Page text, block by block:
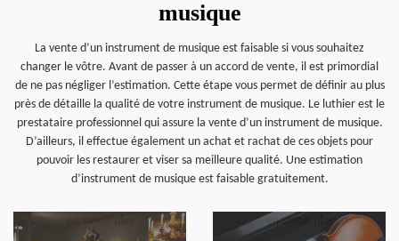
musique
La vente d’un instrument de musique est faisable si vous souhaitez
changer le vôtre. Avant de passer à un accord de vente, il est primordial
de ne pas négliger l’estimation. Cette étape vous permet de définir au plus
près de détaille la qualité de votre instrument de musique. Le luthier est le
prestataire professionnel qui assure la vente d’un instrument de musique.
D’ailleurs, il effectue également un achat et rachat de ces objets pour
pouvoir les restaurer et viser sa meilleure qualité. Une estimation
d’instrument de musique est faisable gratuitement.
en savoir plus en savoir plus